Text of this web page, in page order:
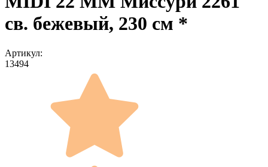
св. бежевый, 230 см *
Артикул:
13494